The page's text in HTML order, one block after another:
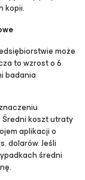
kopii.
może
to wzrost o 6
badania
koszt utraty
aplikacji o
dolarów. Jeśli
średni